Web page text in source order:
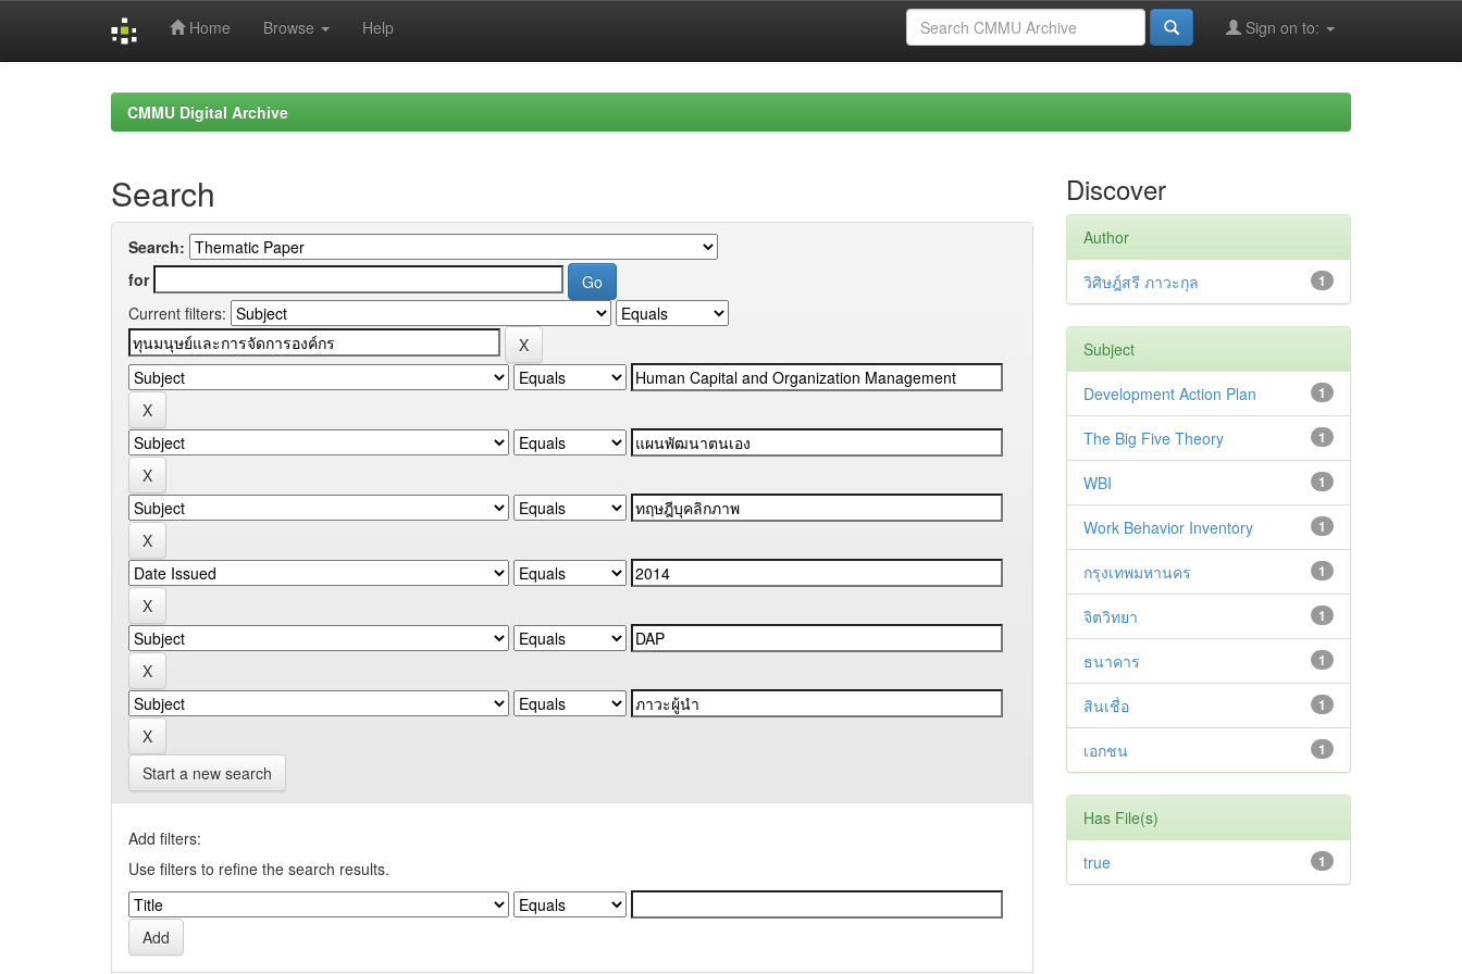
Home Browse Help Sign on to:
CMMU Digital Archive
Search
Search:
for
Current filters:
Start a new search
Add filters:
Use filters to refine the search results.
Discover
Author
1
วิศิษฎ์สรี ภาวะกุล
Subject
1
Development Action Plan
1
The Big Five Theory
1
WBI
1
Work Behavior Inventory
1
กรุงเทพมหานคร
1
จิตวิทยา
1
ธนาคาร
1
สินเชื่อ
1
เอกชน
Has File(s)
1
true